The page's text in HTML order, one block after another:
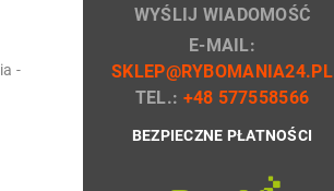
-
WYŚLIJ WIADOMOŚĆ
E-MAIL:
SKLEP@RYBOMANIA24.PL
TEL.: +48 577558566
BEZPIECZNE PŁATNOŚCI